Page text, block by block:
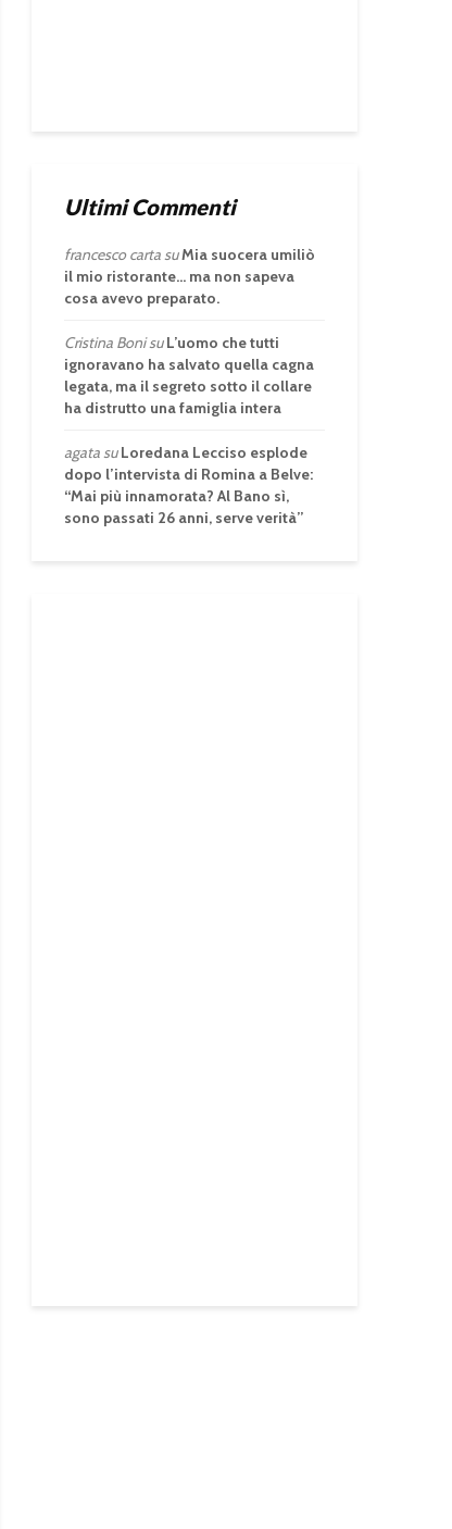
Ultimi Commenti
francesco cartasuMia suocera umiliò
il mio ristorante… ma non sapeva
cosa avevo preparato.
Cristina BonisuL’uomo che tutti
ignoravano ha salvato quella cagna
legata, ma il segreto sotto il collare
ha distrutto una famiglia intera
agatasuLoredana Lecciso esplode
dopo l’intervista di Romina a Belve:
“Mai più innamorata? Al Bano sì,
sono passati 26 anni, serve verità”